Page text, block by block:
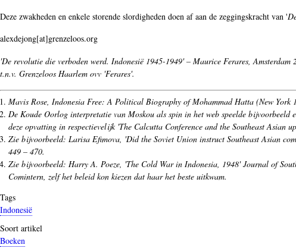
Deze zwakheden en enkele storende slordigheden doen af aan de zeggingskracht van '
alexdejong[at]grenzeloos.org
'De revolutie die verboden werd. Indonesië 1945-1949' – Maurice Ferares,
t.n.v. Grenzeloos Haarlem ovv 'Ferares'.
Mavis Rose, Indonesia Free: A Political Biography of Mohammad Hatta (New York
De Koude Oorlog interpretatie van Moskou als spin in het web speelde
deze opvatting in respectievelijk 'The Calcutta Conference and the Southeast Asian
Zie bijvoorbeeld: Larisa Efimova, 'Did the Soviet Union instruct Southeast Asian
449 – 470.
Zie bijvoorbeeld: Harry A. Poeze, 'The Cold War in Indonesia, 1948'Journal of
Comintern, zelf het beleid kon kiezen dat haar het beste uitkwam.
Tags
Indonesië
Soort artikel
Boeken